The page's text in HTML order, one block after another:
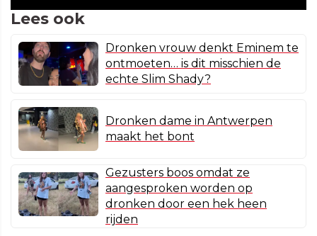
Lees ook
Dronken vrouw denkt Eminem te
ontmoeten… is dit misschien de
echte Slim Shady?
Dronken dame in Antwerpen
maakt het bont
Gezusters boos omdat ze
aangesproken worden op
dronken door een hek heen
rijden